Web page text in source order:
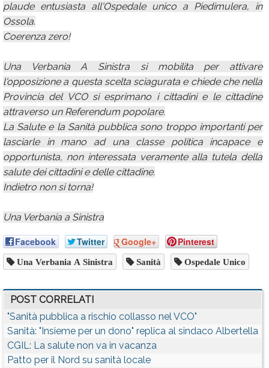
plaude entusiasta all'Ospedale unico a Piedimulera, in
Ossola.
Coerenza zero!
Una Verbania A Sinistra si mobilita per attivare
l'opposizione a questa scelta sciagurata e chiede che nella
Provincia del VCO si esprimano i cittadini e le cittadine
attraverso un Referendum popolare.
La Salute e la Sanità pubblica sono troppo importanti per
lasciarle in mano ad una classe politica incapace e
opportunista, non interessata veramente alla tutela della
salute dei cittadini e delle cittadine.
Indietro non si torna!
Una Verbania a Sinistra
Facebook Twitter Google+ Pinterest
Una Verbania A Sinistra Sanità Ospedale Unico
POST CORRELATI
"Sanità pubblica a rischio collasso nel VCO"
Sanità: "Insieme per un dono" replica al sindaco Albertella
CGIL: La salute non va in vacanza
Patto per il Nord su sanità locale